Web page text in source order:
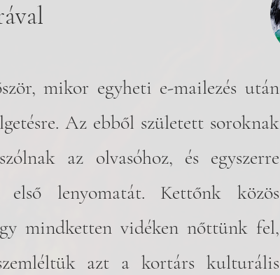
mikor egyheti e-mailezés után
Az ebből született soroknak
az olvasóhoz, és egyszerre
első lenyomatát. Kettőnk közös
mindketten vidéken nőttünk fel,
azt a kortárs kulturális